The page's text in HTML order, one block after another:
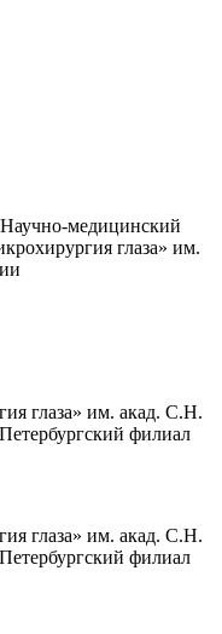
медицинский
глаза» им.
глаза» им. акад. С.Н.
филиал
глаза» им. акад. С.Н.
филиал